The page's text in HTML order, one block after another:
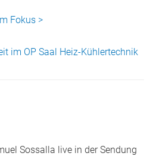
Fokus >
Sossalla live in der Sendung